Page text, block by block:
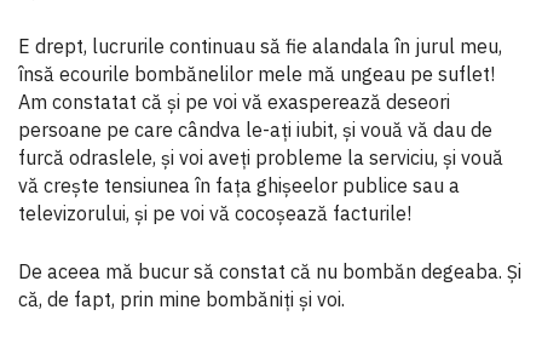
E drept, lucrurile continuau să fie alandala în jurul meu,
însă ecourile bombănelilor mele mă ungeau pe suflet!
Am constatat că şi pe voi vă exasperează deseori
persoane pe care cândva le-aţi iubit, şi vouă vă dau de
furcă odraslele, şi voi aveţi probleme la serviciu, şi vouă
vă creşte tensiunea în faţa ghişeelor publice sau a
televizorului, şi pe voi vă cocoşează facturile!
De aceea mă bucur să constat că nu bombăn degeaba. Şi
că, de fapt, prin mine bombăniţi şi voi.